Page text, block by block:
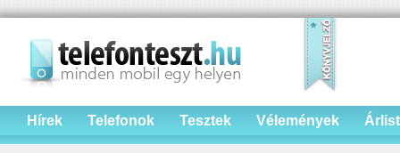
Hírek Telefonok Tesztek Vélemények